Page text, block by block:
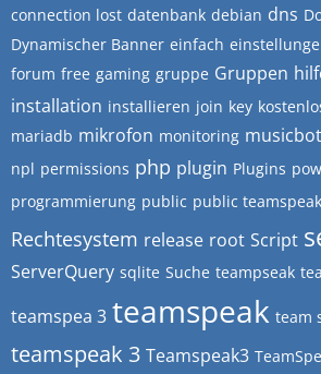
connection lost datenbank debian dns
Dynamischer Banner einfach
forum free gaming gruppe Gruppen
installation installieren join key
mariadb mikrofon monitoring musicbot
npl permissions php plugin Plugins
programmierung public public teamspeak
Rechtesystem release root Script
ServerQuery sqlite Suche teampseak
teamspea 3 teamspeak team
teamspeak 3 Teamspeak3